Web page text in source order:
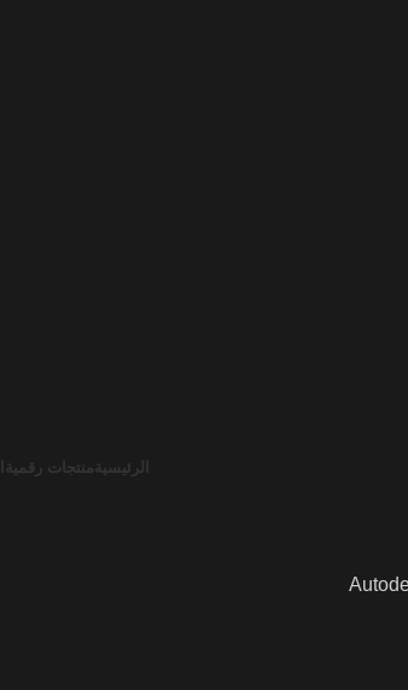
الرئيسية منتجات رقمية